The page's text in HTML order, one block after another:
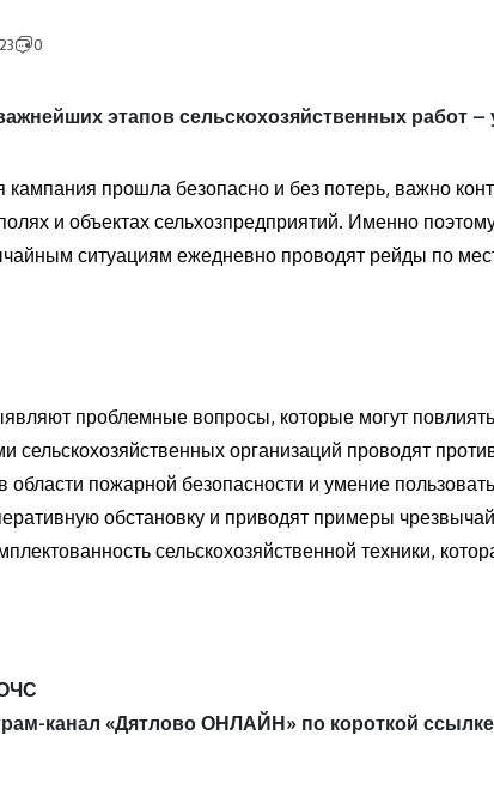
0
этапов сельскохозяйственных работ –
кампания прошла безопасно и без потерь, важно
и объектах сельхозпредприятий. Именно
ситуациям ежедневно проводят рейды по
проблемные вопросы, которые могут
сельскохозяйственных организаций проводят
области пожарной безопасности и умение
обстановку и приводят примеры
сельскохозяйственной техники,
канал «Дятлово ОНЛАЙН» по короткой ссылке